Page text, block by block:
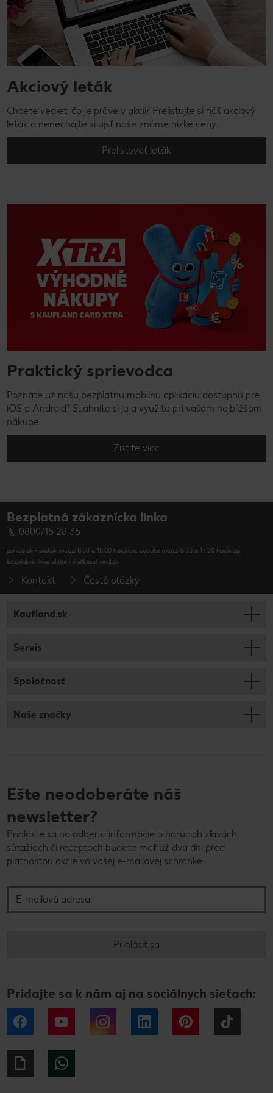
Akciový leták
Chcete vedieť, čo je práve v akcii? Prelistujte si náš akciový
leták a nenechajte si ujsť naše známe nízke ceny.
Prelistovať leták
Praktický sprievodca
Poznáte už našu bezplatnú mobilnú aplikáciu dostupnú pre
iOS a Android? Stiahnite si ju a využite pri vašom najbližšom
nákupe.
Zistite viac
Bezplatná zákaznícka linka
0800/15 28 35
pondelok - piatok medzi 8:00 a 18:00 hodinou, sobota medzi 8:00 a 17:00 hodinou,
bezplatná linka alebo info@kaufland.sk
Kontakt Časté otázky
Kaufland.sk
Servis
Spoločnosť
Naše značky
Ešte neodoberáte náš
newsletter?
Prihláste sa na odber a informácie o horúcich zľavách,
súťažiach či receptoch budete mať už dva dni pred
platnosťou akcie vo vašej e-mailovej schránke.
Prihlásiť sa
Pridajte sa k nám aj na sociálnych sieťach:
Facebook YouTube Instagram LinkedIn Pinterest
Giphy